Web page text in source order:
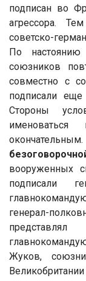
подписан во
агрессора.
советско-
По настоянию
союзников
совместно с
подписали
Стороны
вооруженных
подписали
генерал-
Жуков,